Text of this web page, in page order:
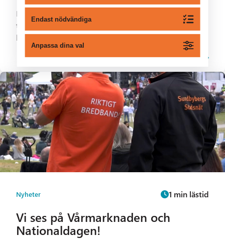
Nu lanserar vi, tillsammans med våra
tjänsteleverantörer, 30 Mbit/s - ett prisvärt
bredbandsalternativ och ett...
Nyheter 1 min lästid
Vi ses på Vårmarknaden och
Nationaldagen!
Endast nödvändiga
Anpassa dina val